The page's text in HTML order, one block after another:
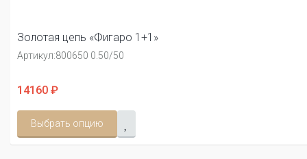
Золотая цепь «Фигаро 1+1»
Артикул:800650 0.50/50
14160 ₽
Выбрать опцию